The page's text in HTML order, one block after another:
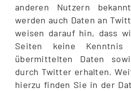
anderen Nutzern
werden auch Daten an
weisen darauf hin, dass
Seiten keine
übermittelten Daten
durch Twitter erhalten.
hierzu finden Sie in der